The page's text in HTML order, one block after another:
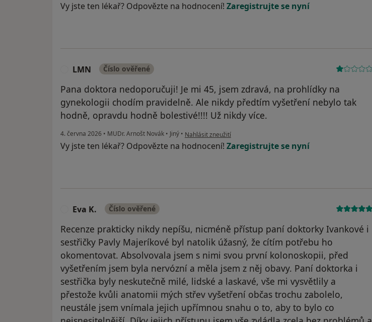
Vy jste ten lékař? Odpovězte na hodnocení! Zaregistrujte se nyní
LMN Číslo ověřené
Pana doktora nedoporučuji! Je mi 45, jsem zdravá, na prohlídky na
gynekologii chodím pravidelně. Ale nikdy předtím vyšetření nebylo tak
hodně, opravdu hodně bolestivé!!!! Už nikdy více.
4. června 2026 • MUDr. Arnošt Novák • Jiný • podle názoru uživatele LMN
Nahlásit zneužití
Vy jste ten lékař? Odpovězte na hodnocení! Zaregistrujte se nyní
Eva K. Číslo ověřené
Recenze prakticky nikdy nepíšu, nicméně přístup paní doktorky Ivankové i
sestřičky Pavly Majeríkové byl natolik úžasný, že cítím potřebu ho
okomentovat. Absolvovala jsem s nimi svou první kolonoskopii, před
vyšetřením jsem byla nervózní a měla jsem z něj obavy. Paní doktorka i
sestřička byly neskutečně milé, lidské a laskavé, vše mi vysvětlily a
přestože kvůli anatomii mých střev vyšetření občas trochu zabolelo,
neustále jsem vnímala jejich upřímnou snahu o to, aby to bylo co